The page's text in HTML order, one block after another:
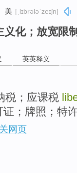
美 [ˌlɪbrələˈzeɪʃn]
义化；放宽限
英英释义
税；应课税
证；牌照；特
网页